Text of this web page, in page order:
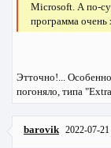
Microsoft. А по-
программа очень
Этточно!...
погоняло, типа
barovik 2022-07-21